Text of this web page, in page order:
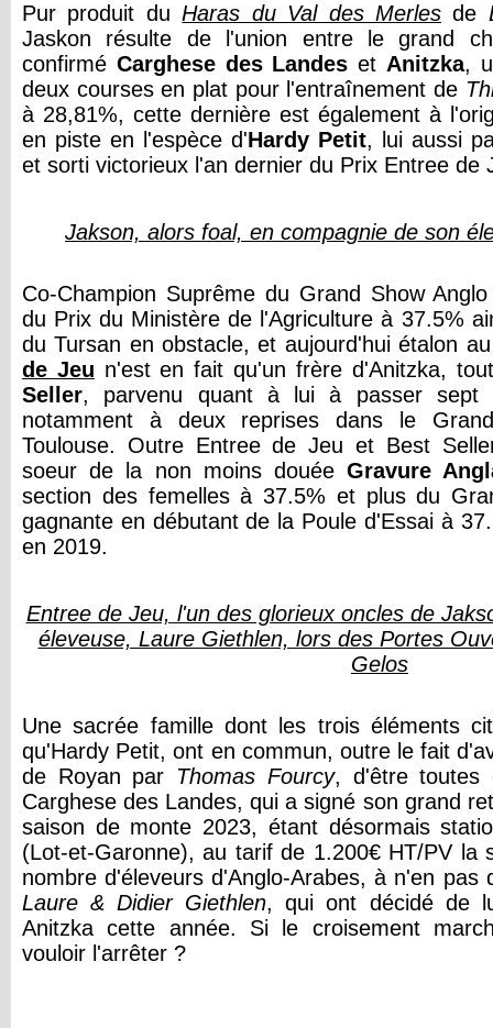
Pur produit duHaras du Val des Merlesde
Jaskon résulte de l'union entre le grand
confirmé Carghese des Landeset Anitzka,
deux courses en plat pour l'entraînement de
à 28,81%, cette dernière est également à
en piste en l'espèce d'Hardy Petit, lui aussi
et sorti victorieux l'an dernier du Prix Entree de
Jakson, alors foal, en compagnie de son
Co-Champion Suprême du Grand Show
du Prix du Ministère de l'Agriculture à 37.5%
du Tursan en obstacle, et aujourd'hui étalon
de Jeu n'est en fait qu'un frère d'Anitzka,
Seller, parvenu quant à lui à passer sept
notamment à deux reprises dans le
Toulouse. Outre Entree de Jeu et Best
soeur de la non moins douéeGravure
section des femelles à 37.5% et plus du
gagnante en débutant de la Poule d'Essai à
en 2019.
Entree de Jeu, l'un des glorieux oncles de
éleveuse, Laure Giethlen, lors des Portes
Gelos
Une sacrée famille dont les trois éléments
qu'Hardy Petit, ont en commun, outre le fait
de Royan par Thomas Fourcy, d'être toutes
Carghese des Landes, qui a signé son grand
saison de monte 2023, étant désormais
(Lot-et-Garonne), au tarif de 1.200€ HT/PV la
nombre d'éleveurs d'Anglo-Arabes, à n'en pas
Laure & Didier Giethlen, qui ont décidé de
Anitzka cette année. Si le croisement
vouloir l'arrêter ?